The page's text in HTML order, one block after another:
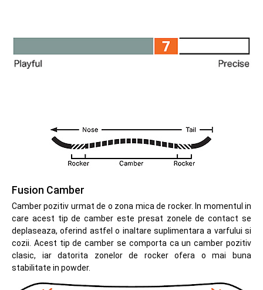
Fusion Camber
Camber pozitiv urmat de o zona mica de rocker. In momentul in
care acest tip de camber este presat zonele de contact se
deplaseaza, oferind astfel o inaltare suplimentara a varfului si
cozii. Acest tip de camber se comporta ca un camber pozitiv
clasic, iar datorita zonelor de rocker ofera o mai buna
stabilitate in powder.